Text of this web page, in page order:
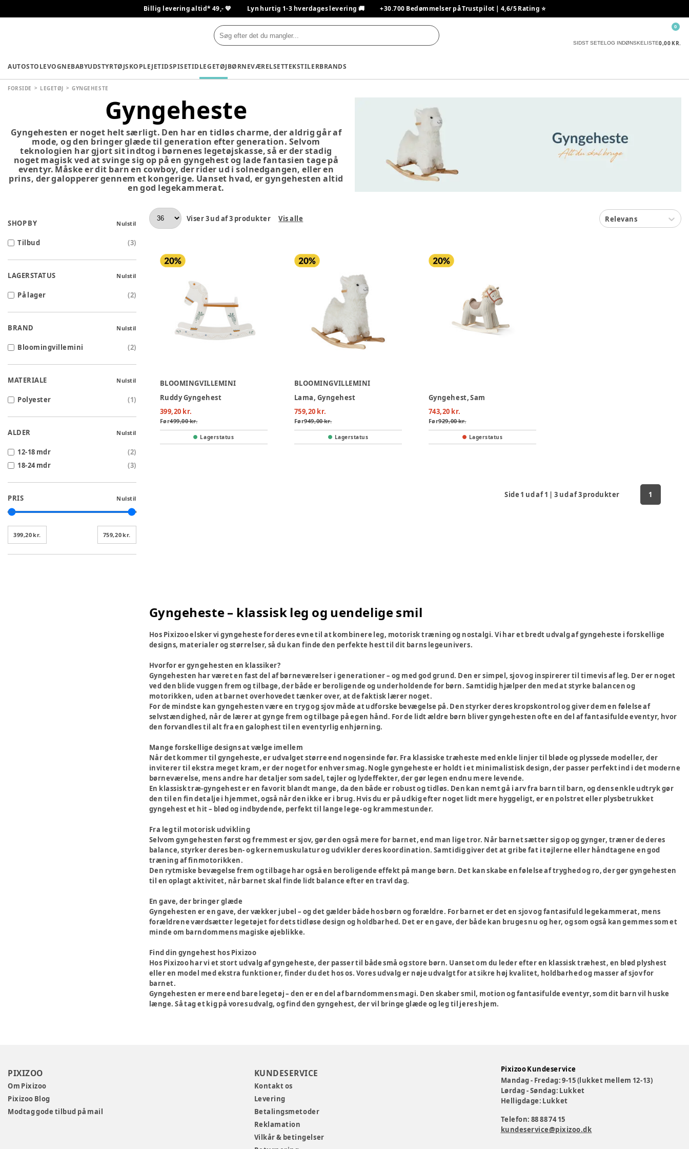
Billig levering altid* 49,- 💙 Lyn hurtig 1-3 hverdages levering 🚚 +30.700 Bedømmelser på Trustpilot | 4,6/5 Rating ⭐️
SIDST SETELOG INDØNSKELISTE0,00 KR.
0
AUTOSTOLEVOGNEBABYUDSTYRTØJSKOPLEJETIDSPISETIDLEGETØJBØRNEVÆRELSETTEKSTILERBRANDS
FORSIDE LEGETØJ GYNGEHESTE
Gyngeheste
Gyngehesten er noget helt særligt. Den har en tidløs charme, der aldrig går af
mode, og den bringer glæde til generation efter generation. Selvom
teknologien har gjort sit indtog i børnenes legetøjskasse, så er der stadig
noget magisk ved at svinge sig op på en gyngehest og lade fantasien tage på
eventyr. Måske er dit barn en cowboy, der rider ud i solnedgangen, eller en
prins, der galopperer gennem et kongerige. Uanset hvad, er gyngehesten altid
en god legekammerat.
SHOP BY Nulstil
Tilbud (3)
LAGERSTATUS Nulstil
På lager (2)
BRAND Nulstil
Bloomingvillemini (2)
MATERIALE Nulstil
Polyester (1)
ALDER Nulstil
12-18 mdr (2)
18-24 mdr
(3)
PRIS Nulstil
399,20 kr. 759,20 kr.
Viser3ud af3 produkter Vis alle Relevans
BLOOMINGVILLEMINI
Ruddy Gyngehest
399,20 kr.
Før499,00 kr.
Lagerstatus
BLOOMINGVILLEMINI
Lama, Gyngehest
759,20 kr.
Før949,00 kr.
Lagerstatus
Gyngehest, Sam
743,20 kr.
Før929,00 kr.
Lagerstatus
Side 1 ud af1 |3 ud af3produkter 1
Gyngeheste – klassisk leg og uendelige smil
Hos Pixizoo elsker vi gyngeheste for deres evne til at kombinere leg, motorisk træning og nostalgi. Vi har et bredt udvalg af gyngeheste i forskellige
designs, materialer og størrelser, så du kan finde den perfekte hest til dit barns legeunivers.
Hvorfor er gyngehesten en klassiker?
Gyngehesten har været en fast del af børneværelser i generationer – og med god grund. Den er simpel, sjov og inspirerer til timevis af leg. Der er noget
ved den blide vuggen frem og tilbage, der både er beroligende og underholdende for børn. Samtidig hjælper den med at styrke balancen og
motorikken, uden at barnet overhovedet tænker over, at de faktisk lærer noget.
For de mindste kan gyngehesten være en tryg og sjov måde at udforske bevægelse på. Den styrker deres kropskontrol og giver dem en følelse af
selvstændighed, når de lærer at gynge frem og tilbage på egen hånd. For de lidt ældre børn bliver gyngehesten ofte en del af fantasifulde eventyr, hvor
den forvandles til alt fra en galophest til en eventyrlig enhjørning.
Mange forskellige designs at vælge imellem
Når det kommer til gyngeheste, er udvalget større end nogensinde før. Fra klassiske træheste med enkle linjer til bløde og plyssede modeller, der
inviterer til ekstra meget kram, er der noget for enhver smag. Nogle gyngeheste er holdt i et minimalistisk design, der passer perfekt ind i det moderne
børneværelse, mens andre har detaljer som sadel, tøjler og lydeffekter, der gør legen endnu mere levende.
En klassisk træ-gyngehest er en favorit blandt mange, da den både er robust og tidløs. Den kan nemt gå i arv fra barn til barn, og dens enkle udtryk gør
den til en fin detalje i hjemmet, også når den ikke er i brug. Hvis du er på udkig efter noget lidt mere hyggeligt, er en polstret eller plysbetrukket
gyngehest et hit – blød og indbydende, perfekt til lange lege- og krammestunder.
Fra leg til motorisk udvikling
Selvom gyngehesten først og fremmest er sjov, gør den også mere for barnet, end man lige tror. Når barnet sætter sig op og gynger, træner de deres
balance, styrker deres ben- og kernemuskulatur og udvikler deres koordination. Samtidig giver det at gribe fat i tøjlerne eller håndtagene en god
træning af finmotorikken.
Den rytmiske bevægelse frem og tilbage har også en beroligende effekt på mange børn. Det kan skabe en følelse af tryghed og ro, der gør gyngehesten
til en oplagt aktivitet, når barnet skal finde lidt balance efter en travl dag.
En gave, der bringer glæde
Gyngehesten er en gave, der vækker jubel – og det gælder både hos børn og forældre. For barnet er det en sjov og fantasifuld legekammerat, mens
forældrene værdsætter legetøjet for dets tidløse design og holdbarhed. Det er en gave, der både kan bruges nu og her, og som også kan gemmes som et
minde om barndommens magiske øjeblikke.
Find din gyngehest hos Pixizoo
Hos Pixizoo har vi et stort udvalg af gyngeheste, der passer til både små og store børn. Uanset om du leder efter en klassisk træhest, en blød plyshest
eller en model med ekstra funktioner, finder du det hos os. Vores udvalg er nøje udvalgt for at sikre høj kvalitet, holdbarhed og masser af sjov for
barnet.
Gyngehesten er mere end bare legetøj – den er en del af barndommens magi. Den skaber smil, motion og fantasifulde eventyr, som dit barn vil huske
længe. Så tag et kig på vores udvalg, og find den gyngehest, der vil bringe glæde og leg til jeres hjem.
PIXIZOO
Om Pixizoo
Pixizoo Blog
Modtag gode tilbud på mail
KUNDESERVICE
Kontakt os
Levering
Betalingsmetoder
Reklamation
Vilkår & betingelser
Pixizoo Kundeservice
Mandag - Fredag: 9-15 (lukket mellem 12-13)
Lørdag - Søndag: Lukket
Helligdage: Lukket
Telefon: 88 88 74 15
kundeservice@pixizoo.dk